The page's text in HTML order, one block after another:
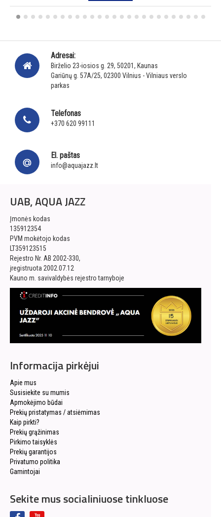
Adresai:
Birželio 23-iosios g. 29, 50201, Kaunas
Gariūnų g. 57A/25, 02300 Vilnius - Vilniaus verslo
parkas
Telefonas
+370 620 99111
El. paštas
info@aquajazz.lt
UAB, AQUA JAZZ
Įmonės kodas
135912354
PVM mokėtojo kodas
LT359123515
Rejestro Nr. AB 2002-330,
įregistruota 2002.07.12
Kauno m. savivaldybės rejestro tarnyboje
Informacija pirkėjui
Apie mus
Susisiekite su mumis
Apmokėjimo būdai
Prekių pristatymas / atsiėmimas
Kaip pirkti?
Prekių grąžinimas
Pirkimo taisyklės
Prekių garantijos
Privatumo politika
Gamintojai
Sekite mus socialiniuose tinkluose